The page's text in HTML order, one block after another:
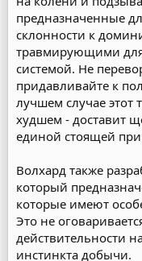
предназначенные
склонности к
травмирующими
системой. Не
придавливайте к
лучшем случае этот
худшем - доставит
единой стоящей
Волхард также
который
которые имеют
Это не
действительности
инстинкта добычи.